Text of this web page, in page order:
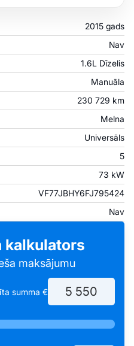
2015 gads
Nav
1.6L Dīzelis
Manuāla
230 729 km
Melna
Universāls
5
73 kW
VF77JBHY6FJ795424
Nav
kalkulators
maksājumu
summa €